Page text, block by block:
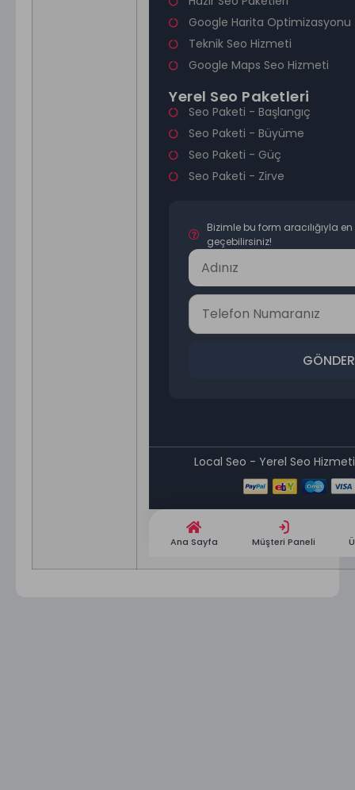
Google Harita Optimizasyonu
Teknik Seo Hizmeti
Google Maps Seo Hizmeti
Yerel Seo Paketleri
Seo Paketi - Başlangıç
Seo Paketi - Büyüme
Seo Paketi - Güç
Seo Paketi - Zirve
Bizimle bu form aracılığıyla en
geçebilirsiniz!
GÖNDER
Local Seo - Yerel Seo
Ana Sayfa Müşteri Paneli